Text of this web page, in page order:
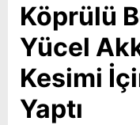
Köprülü
Yücel
Kesimi
Yaptı